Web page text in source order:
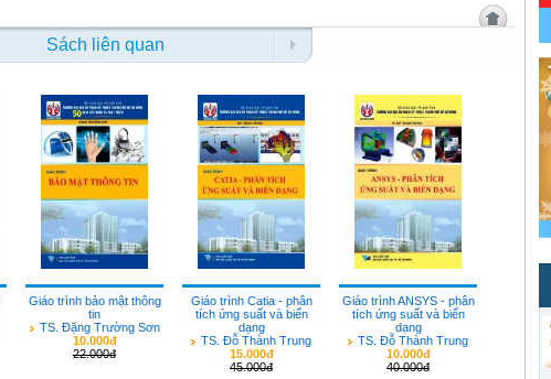
Sách liên quan
Giáo trình bảo mật thông
tin
TS. Đặng Trường Sơn
10.000đ
22.000đ
Giáo trình Catia - phân
tích ứng suất và biến
dạng
TS. Đỗ Thành Trung
15.000đ
45.000đ
Giáo trình ANSYS - phân
tích ứng suất và biến
dạng
TS. Đỗ Thành Trung
10.000đ
40.000đ